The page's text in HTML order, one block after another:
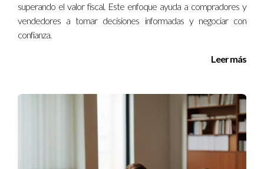
aspectos del examen. También puedes considerar grupos de
estudio o tutorías si sientes que necesitas apoyo adicional.
href="https://www.udemy.com">Udemy</a> ofrecen
cursos específicos sobre preparación para exámenes.
Páginas web oficiales:
Revisa los sitios web
gubernamentales donde encontrarás guías actualizadas
superando el valor fiscal. Este enfoque ayuda a compradores y
vendedores a tomar decisiones informadas y negociar con
confianza.
Leer más